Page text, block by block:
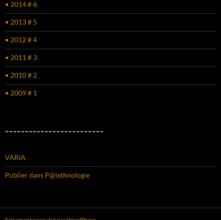
• 2014 # 6
• 2013 # 5
• 2012 # 4
• 2011 # 3
• 2010 # 2
• 2009 # 1
–––––––––––––––––––––––––
VARIA
Publier dans P@lethnologie